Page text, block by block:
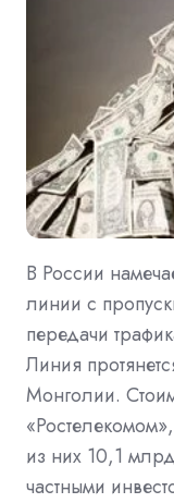
В России
линии с
передачи
Линия
Монголии.
из них 10,1
частными